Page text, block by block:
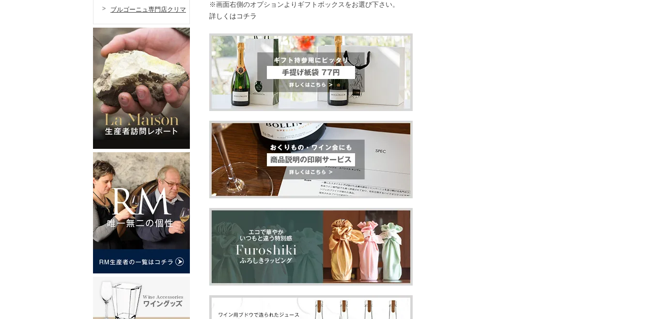
※画面右側のオプションよりギフトボックスをお選び下さい。
詳しくはコチラ
ブルゴーニュ専門店クリマ